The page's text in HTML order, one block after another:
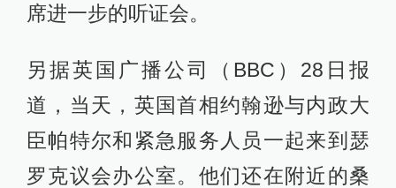
席进一步的听证会。
另据英国广播公司（BBC）28日报
道，当天，英国首相约翰逊与内政大
臣帕特尔和紧急服务人员一起来到瑟
罗克议会办公室。他们还在附近的桑